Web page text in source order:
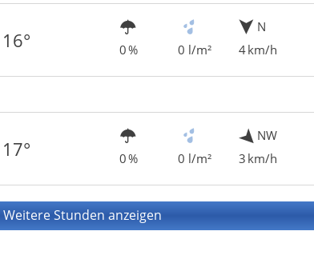
16° 0 % 0 l/m²
N
4 km/h
17° 0 % 0 l/m²
NW
3 km/h
Weitere Stunden anzeigen